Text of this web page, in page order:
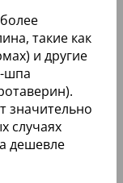
такие как
и другие
шпа
значительно
случаях
дешевле